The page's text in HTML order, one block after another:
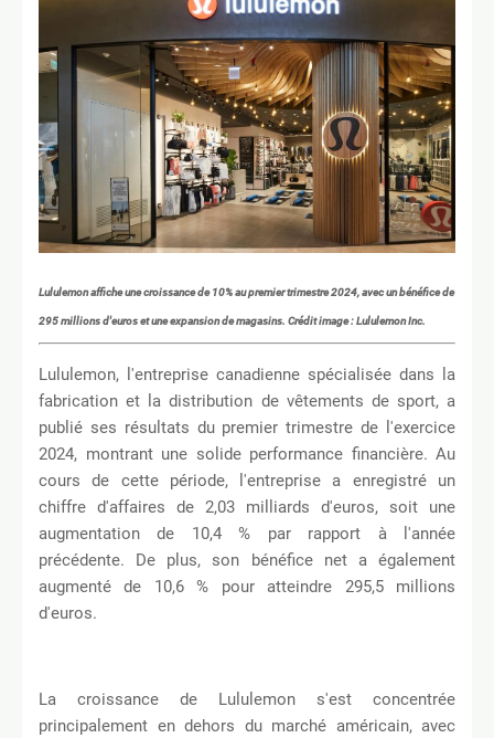
Lululemon affiche une croissance de 10% au premier trimestre 2024, avec un bénéfice de
295 millions d'euros et une expansion de magasins. Crédit image : Lululemon Inc.
Lululemon, l'entreprise canadienne spécialisée dans la
fabrication et la distribution de vêtements de sport, a
publié ses résultats du premier trimestre de l'exercice
2024, montrant une solide performance financière. Au
cours de cette période, l'entreprise a enregistré un
chiffre d'affaires de 2,03 milliards d'euros, soit une
augmentation de 10,4 % par rapport à l'année
précédente. De plus, son bénéfice net a également
augmenté de 10,6 % pour atteindre 295,5 millions
d'euros.
La croissance de Lululemon s'est concentrée
principalement en dehors du marché américain, avec